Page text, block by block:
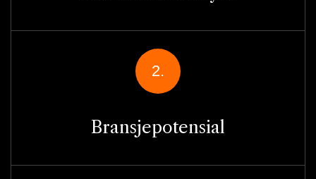
2.
Bransjepotensial